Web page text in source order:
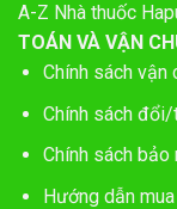
A-Z Nhà thuốc
TOÁN VÀ VẬN
Chính sách vận
Chính sách đổi/
Chính sách
Hướng dẫn